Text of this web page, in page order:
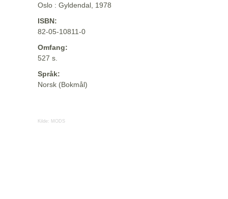
Oslo : Gyldendal, 1978
ISBN:
82-05-10811-0
Omfang:
527 s.
Språk:
Norsk (Bokmål)
Kilde: MODS